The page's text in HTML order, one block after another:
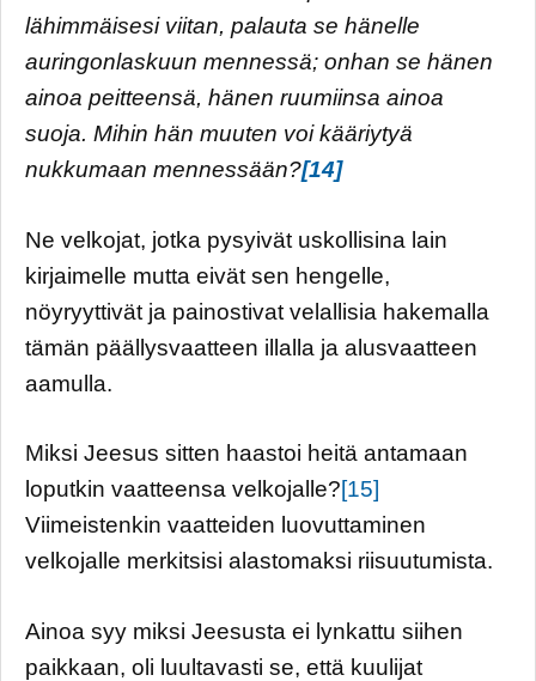
lähimmäisesi viitan, palauta se hänelle
auringonlaskuun mennessä; onhan se hänen
ainoa peitteensä, hänen ruumiinsa ainoa
suoja. Mihin hän muuten voi kääriytyä
nukkumaan mennessään?[14]
Ne velkojat, jotka pysyivät uskollisina lain
kirjaimelle mutta eivät sen hengelle,
nöyryyttivät ja painostivat velallisia hakemalla
tämän päällysvaatteen illalla ja alusvaatteen
aamulla.
Miksi Jeesus sitten haastoi heitä antamaan
loputkin vaatteensa velkojalle?[15]
Viimeistenkin vaatteiden luovuttaminen
velkojalle merkitsisi alastomaksi riisuutumista.
Ainoa syy miksi Jeesusta ei lynkattu siihen
paikkaan, oli luultavasti se, että kuulijat